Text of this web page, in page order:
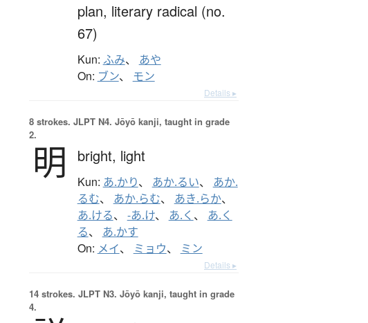
plan, literary radical (no.
67)
Kun: ふみ、 あや
On: ブン、 モン
Details ▸
8 strokes. JLPT N4. Jōyō kanji, taught in grade
2.
明 bright, light
Kun: あ.かり、 あか.るい、 あか.
るむ、 あか.らむ、 あき.らか、
あ.ける、 -あ.け、 あ.く 、 あ.く
る、 あ.かす
On: メイ、 ミョウ、 ミン
Details ▸
14 strokes. JLPT N3. Jōyō kanji, taught in grade
4.